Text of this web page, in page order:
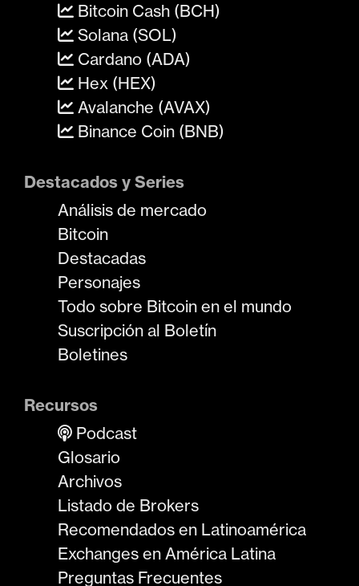
Bitcoin Cash (BCH)
Solana (SOL)
Cardano (ADA)
Hex (HEX)
Avalanche (AVAX)
Binance Coin (BNB)
Destacados y Series
Análisis de mercado
Bitcoin
Destacadas
Personajes
Todo sobre Bitcoin en el mundo
Suscripción al Boletín
Boletines
Recursos
Podcast
Glosario
Archivos
Listado de Brokers
Recomendados en Latinoamérica
Exchanges en América Latina
Preguntas Frecuentes